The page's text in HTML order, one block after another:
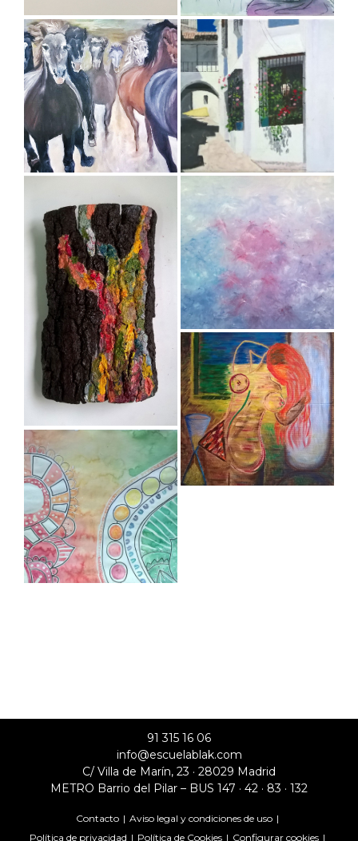
91 315 16 06
info@escuelablak.com
C/ Villa de Marín, 23 · 28029 Madrid
METRO Barrio del Pilar – BUS 147 · 42 · 83 · 132
Contacto
Aviso legal y condiciones de uso
Política de privacidad
Política de Cookies Configurar cookies